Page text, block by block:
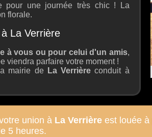
pour une journée très chic ! La
florale.
La Verrière
à vous ou pour celui d'un amis,
viendra parfaire votre moment !
mairie de La Verrière conduit à
union à La Verrière est louée
5 heures.